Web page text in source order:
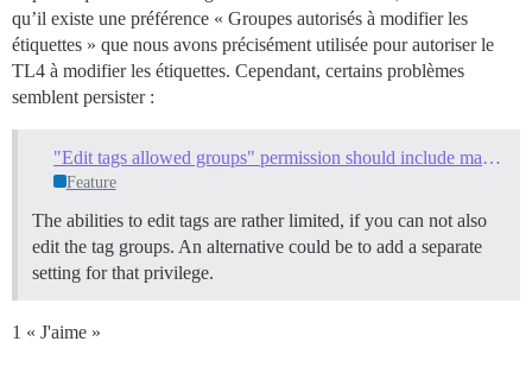
qu’il existe une préférence « Groupes autorisés à modifier les
étiquettes » que nous avons précisément utilisée pour autoriser le
TL4 à modifier les étiquettes. Cependant, certains problèmes
semblent persister :
"Edit tags allowed groups" permission should include managing tag groups
Feature
The abilities to edit tags are rather limited, if you can not also
edit the tag groups. An alternative could be to add a separate
setting for that privilege.
1 « J'aime »